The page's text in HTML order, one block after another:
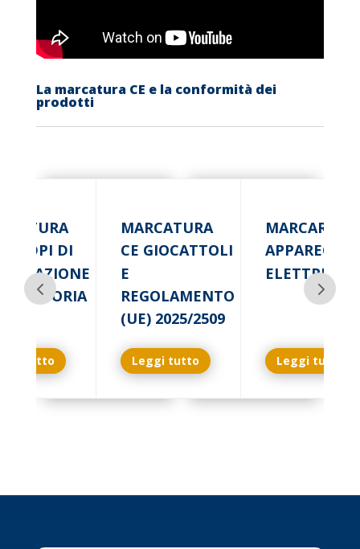
La marcatura CE e la conformità dei
prodotti
DPI DI
tutto
MARCATURA
CE GIOCATTOLI
E
REGOLAMENTO
(UE) 2025/2509
Leggi tutto
MARCARE
ELETTRICHE
Leggi tutto